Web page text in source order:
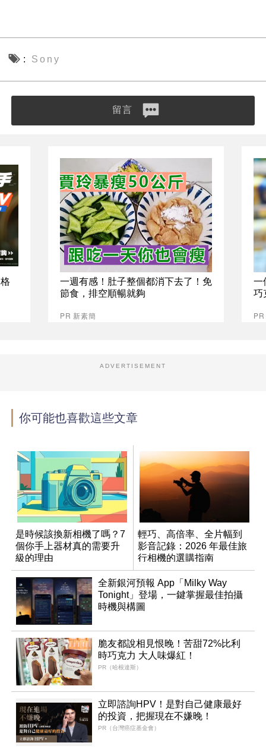
Sony
留言
一週有感！肚子整個都消下去了！免
節食，排空順暢就夠
PR 新素簡
一
巧
ADVERTISEMENT
你可能也喜歡這些文章
是時候該換新相機了嗎？7
個你手上器材真的需要升
級的理由
輕巧、高倍率、全片幅到
影音記錄：2026 年最佳旅
行相機的選購指南
全新銀河預報 App「Milky Way
Tonight」登場，一鍵掌握最佳拍攝
時機與構圖
脆友都說相見恨晚！苦甜72%比利
時巧克力 大人味爆紅！
PR（哈根達斯）
立即諮詢HPV！是對自己健康最好
的投資，把握現在不嫌晚！
PR（台灣癌症基金會）